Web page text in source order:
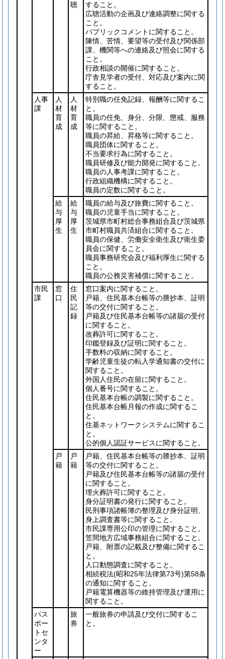
聴
すること。
広聴活動の企画及び連絡調整に関する
こと。
パブリックコメントに関すること。
陳情、苦情、要望等の受付及び関係部
課、機関等への連絡及び照会に関する
こと。
行政相談の開催に関すること。
庁舎見学者の受付、対応及び案内に関
すること。
人事
課
人
材
育
成
人
材
育
成
特別職の任免記録、報酬等に関するこ
と。
職員の任免、身分、分限、懲戒、服務
等に関すること。
職員の昇給、昇格等に関すること。
職員団体に関すること。
不当要求行為に関すること。
職員研修及び能力開発に関すること。
職員の人事考課に関すること。
行政組織機構に関すること。
職員の定数に関すること。
給
与
厚
生
給
与
厚
生
職員の給与及び旅費に関すること。
職員の児童手当に関すること。
茨城県市町村総合事務組合及び茨城県
市町村職員共済組合に関すること。
職員の保健、労働安全衛生及び衛生委
員会に関すること。
職員事務研究会及び福利厚生に関する
こと。
職員の公務災害補償に関すること。
市民
課
窓
口
住
民
記
録
窓口案内に関すること。
戸籍、住民基本台帳等の謄抄本、証明
等の交付に関すること。
戸籍及び住民基本台帳等の諸届の受付
に関すること。
改葬許可に関すること。
印鑑登録及び証明に関すること。
手数料の収納に関すること。
学齢児童生徒の転入学通知書の交付に
関すること。
外国人住民の在留に関すること。
個人番号に関すること。
住民基本台帳の調製に関すること。
住民基本台帳月報の作成に関するこ
と。
住基ネットワークシステムに関するこ
と。
公的個人認証サービスに関すること。
戸
籍
戸
籍
戸籍、住民基本台帳等の謄抄本、証明
等の交付に関すること。
戸籍及び住民基本台帳等の諸届の受付
に関すること。
埋火葬許可に関すること。
身分証明書の発行に関すること。
民刑事項諸帳簿の整理及び身分証明、
身上調査書等に関すること。
市民課専用公印の管理に関すること。
笠間地方広域事務組合に関すること。
戸籍、附票の記載及び整備に関するこ
と。
人口動態調査に関すること。
相続税法(昭和25年法律第73号)第58条
の通知に関すること。
戸籍電算機器等の維持管理及び運用に
関すること。
パス
ポー
トセ
ンタ
ー
旅
券
一般旅券の申請及び交付に関するこ
と。